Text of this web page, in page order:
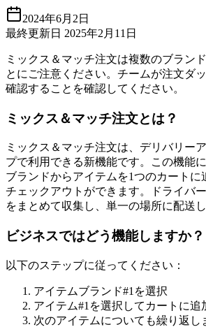
2024年6月2日
最終更新日 2025年2月11日
ミックス＆マッチ注文は複数のブラン
とにご注意ください。チームが注文ダ
確認することを確認してください。
ミックス＆マッチ注文とは？
ミックス＆マッチ注文は、デリバリー
プで利用できる新機能です。この機能
ブランドからアイテムを1つのカートに
チェックアウトができます。ドライバ
をまとめて収集し、単一の場所に配送し
ビジネスではどう機能しますか？
以下のステップに従ってください：
アイテムブランド#1を選択
アイテム#1を選択してカートに追
次のアイテムについても繰り返し